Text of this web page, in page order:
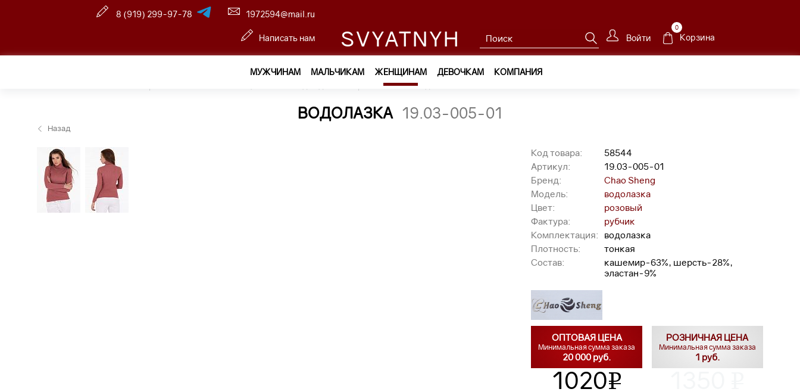
8 (919) 299-97-78 1972594@mail.ru
Написать нам SVYATNYH Войти
0
Корзина
МУЖЧИНАМ МАЛЬЧИКАМ ЖЕНЩИНАМ ДЕВОЧКАМ КОМПАНИЯ
Трикотаж — водолазка 19.03-005-01
ВОДОЛАЗКА 19.03-005-01
Назад
Код товара:
58544
Артикул:
19.03-005-01
Бренд:
Chao Sheng
Модель:
водолазка
Цвет:
розовый
Фактура:
рубчик
Комплектация:
водолазка
Плотность:
тонкая
Состав:
кашемир-63%, шерсть-28%,
эластан-9%
ОПТОВАЯ ЦЕНА
Минимальная сумма заказа
20 000 руб.
1020v
РОЗНИЧНАЯ ЦЕНА
Минимальная сумма заказа
1 руб.